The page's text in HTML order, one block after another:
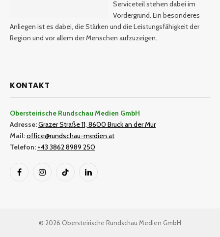
Serviceteil stehen dabei im
Vordergrund. Ein besonderes
Anliegen ist es dabei, die Stärken und die Leistungsfähigkeit der
Region und vor allem der Menschen aufzuzeigen.
KONTAKT
Obersteirische Rundschau Medien GmbH
Adresse:Grazer Straße 11, 8600 Bruck an der Mur
Mail:office@rundschau-medien.at
Telefon: +43 3862 8989 250
FacebookInstagramTikTok LinkedIn
© 2026 Obersteirische Rundschau Medien GmbH